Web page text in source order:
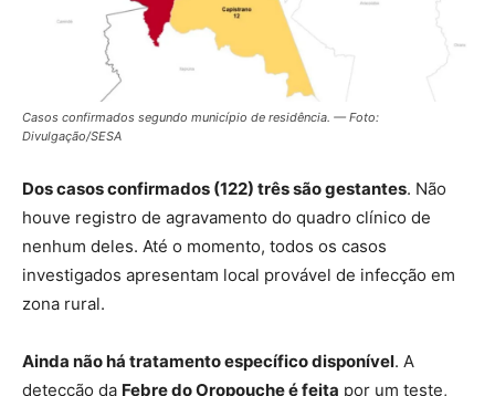
Casos confirmados segundo município de residência. — Foto:
Divulgação/SESA
Dos casos confirmados (122) três são gestantes. Não
houve registro de agravamento do quadro clínico de
nenhum deles. Até o momento, todos os casos
investigados apresentam local provável de infecção em
zona rural.
Ainda não há tratamento específico disponível. A
detecção da Febre do Oropouche é feita por um teste,